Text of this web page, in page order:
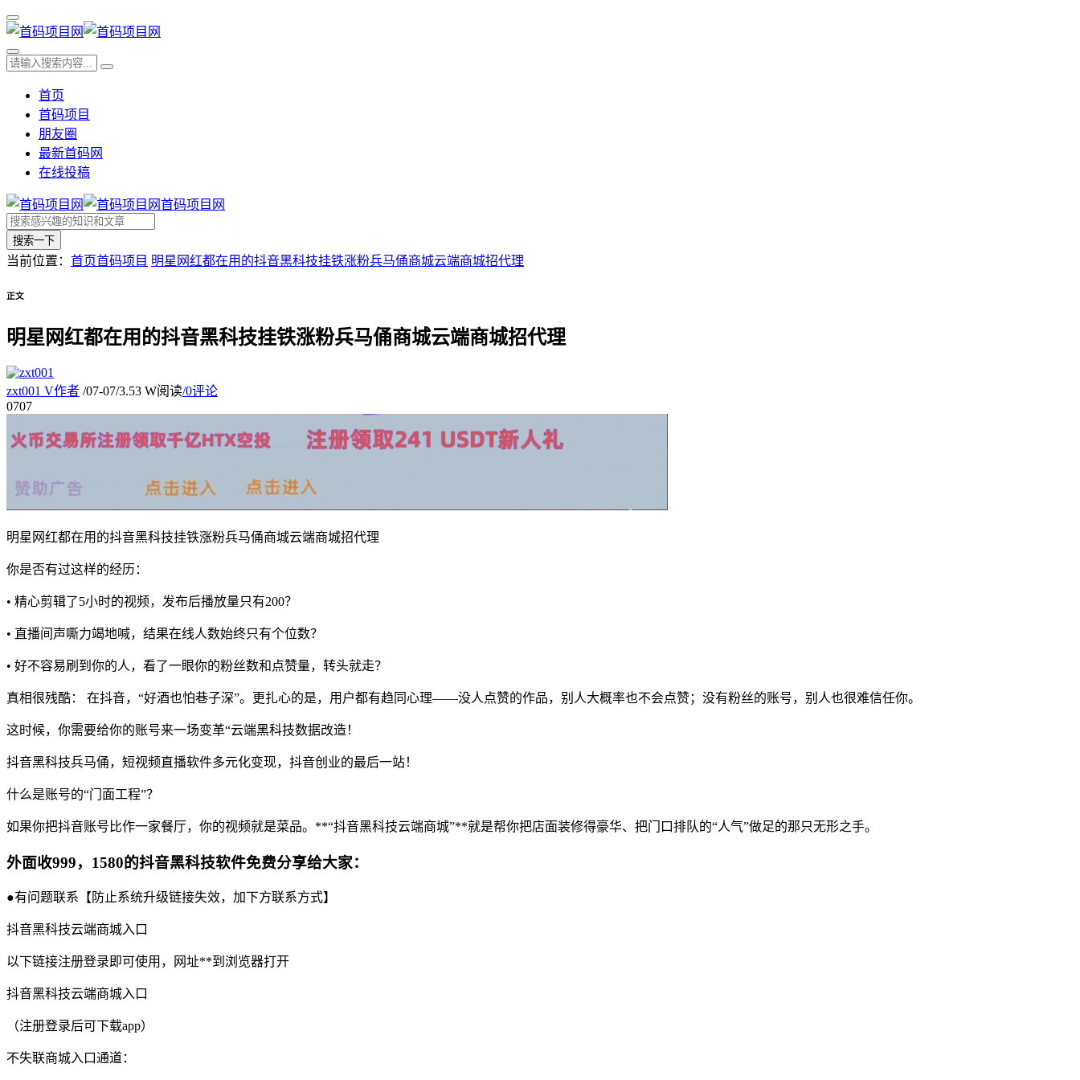
首页
首码项目
朋友圈
最新首码网
在线投稿
首码项目网
搜索一下
当前位置： 首页首码项目 明星网红都在用的抖音黑科技挂铁涨粉兵马俑商城云端商城招代理
正文
明星网红都在用的抖音黑科技挂铁涨粉兵马俑商城云端商城招代理
zxt001 V作者 /07-07/3.53 W阅读/0评论
0707
明星网红都在用的抖音黑科技挂铁涨粉兵马俑商城云端商城招代理
你是否有过这样的经历：
• 精心剪辑了5小时的视频，发布后播放量只有200？
• 直播间声嘶力竭地喊，结果在线人数始终只有个位数？
• 好不容易刷到你的人，看了一眼你的粉丝数和点赞量，转头就走？
真相很残酷： 在抖音，“好酒也怕巷子深”。更扎心的是，用户都有趋同心理——没人点赞的作品，别人大概率也不会点赞；没有粉丝的账号，别人也很难信任你。
这时候，你需要给你的账号来一场变革“云端黑科技数据改造！
抖音黑科技兵马俑，短视频直播软件多元化变现，抖音创业的最后一站！
什么是账号的“门面工程”？
如果你把抖音账号比作一家餐厅，你的视频就是菜品。**“抖音黑科技云端商城”**就是帮你把店面装修得豪华、把门口排队的“人气”做足的那只无形之手。
外面收999，1580的抖音黑科技软件免费分享给大家：
●有问题联系【防止系统升级链接失效，加下方联系方式】
抖音黑科技云端商城入口
以下链接注册登录即可使用，网址**到浏览器打开
抖音黑科技云端商城入口
（注册登录后可下载app）
不失联商城入口通道：